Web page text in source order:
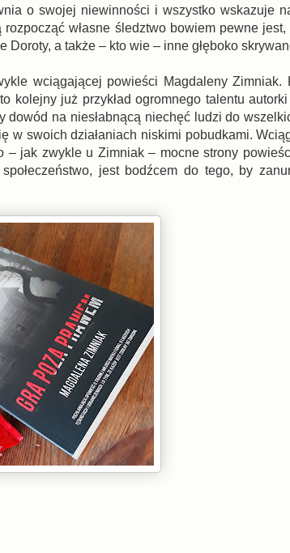
o swojej niewinności i wszystko wskazuje
własne śledztwo bowiem pewne
a także – kto wie – inne głęboko
wciągającej powieści Magdaleny Zimniak.
kolejny już przykład ogromnego talentu
na niesłabnącą niechęć ludzi do
w swoich działaniach niskimi pobudkami.
jak zwykle u Zimniak – mocne strony
jest bodźcem do tego, by